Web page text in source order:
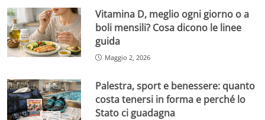
Vitamina D, meglio ogni giorno o a
boli mensili? Cosa dicono le linee
guida
Maggio 2, 2026
Palestra, sport e benessere: quanto
costa tenersi in forma e perché lo
Stato ci guadagna